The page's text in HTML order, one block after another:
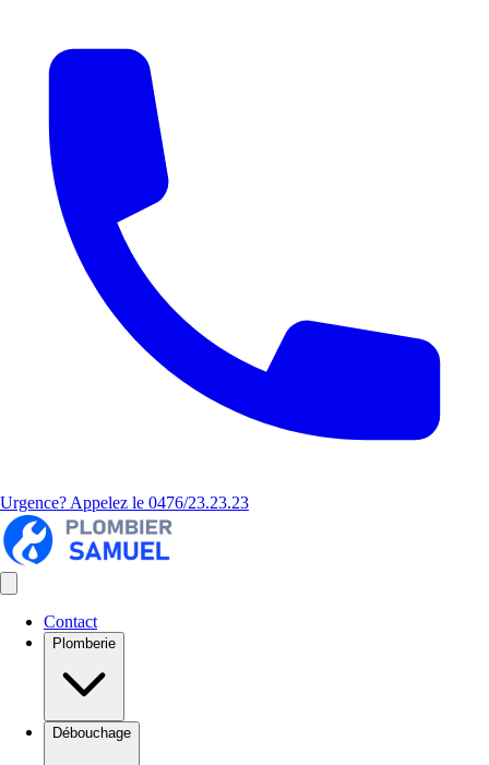
Urgence? Appelez le 0476/23.23.23
Contact
Plomberie
Débouchage